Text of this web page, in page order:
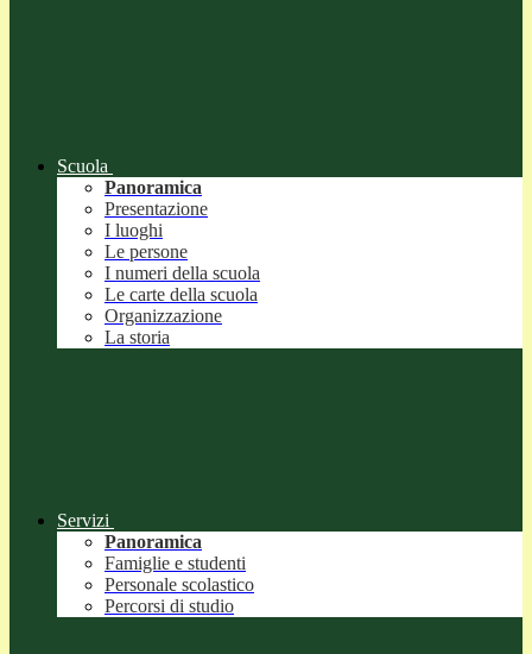
Scuola
Panoramica
Presentazione
I luoghi
Le persone
I numeri della scuola
Le carte della scuola
Organizzazione
La storia
Servizi
Panoramica
Famiglie e studenti
Personale scolastico
Percorsi di studio